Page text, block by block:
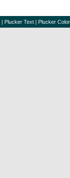
| Plucker Text | Plucker Color